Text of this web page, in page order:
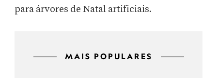
para árvores de Natal artificiais.
MAIS POPULARES